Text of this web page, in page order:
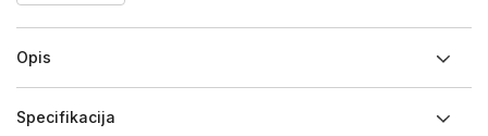
Opis
Specifikacija